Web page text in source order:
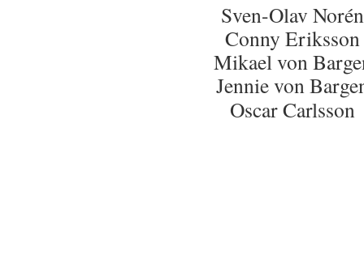
Sven-Olav Norén
Conny Eriksson
Mikael von
Jennie von
Oscar Carlsson